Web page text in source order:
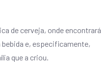
de cerveja, onde encontrará
e, especificamente,
que a criou.